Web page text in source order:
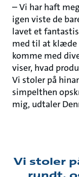
– Vi har haft
igen viste de
lavet et
med til at klæde
komme med
viser, hvad
Vi stoler på
simpelthen
mig, udtaler
Vi stoler